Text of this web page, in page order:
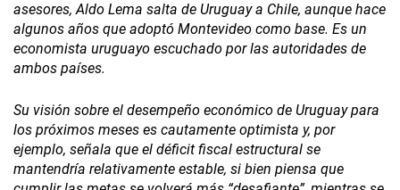
asesores, Aldo Lema salta de Uruguay a Chile, aunque hace
algunos años que adoptó Montevideo como base. Es un
economista uruguayo escuchado por las autoridades de
ambos países.
Su visión sobre el desempeño económico de Uruguay para
los próximos meses es cautamente optimista y, por
ejemplo, señala que el déficit fiscal estructural se
mantendría relativamente estable, si bien piensa que